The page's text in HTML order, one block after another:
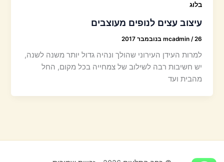
בלוג
עיצוב עצים לנופים מעוצבים
mcadmin /26 בנובמבר 2017
למרות העידן העירוני שהולך ונהיה גדול יותר משנה לשנה,
יש חשיבות רבה לשילוב של צמחייה בכל מקום, החל
מהבית ועד